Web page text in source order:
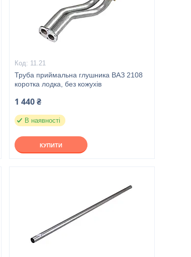
11.21
Труба приймальна глушника ВАЗ 2108
коротка лодка, без кожухів
1 440 ₴
В наявності
КУПИТИ